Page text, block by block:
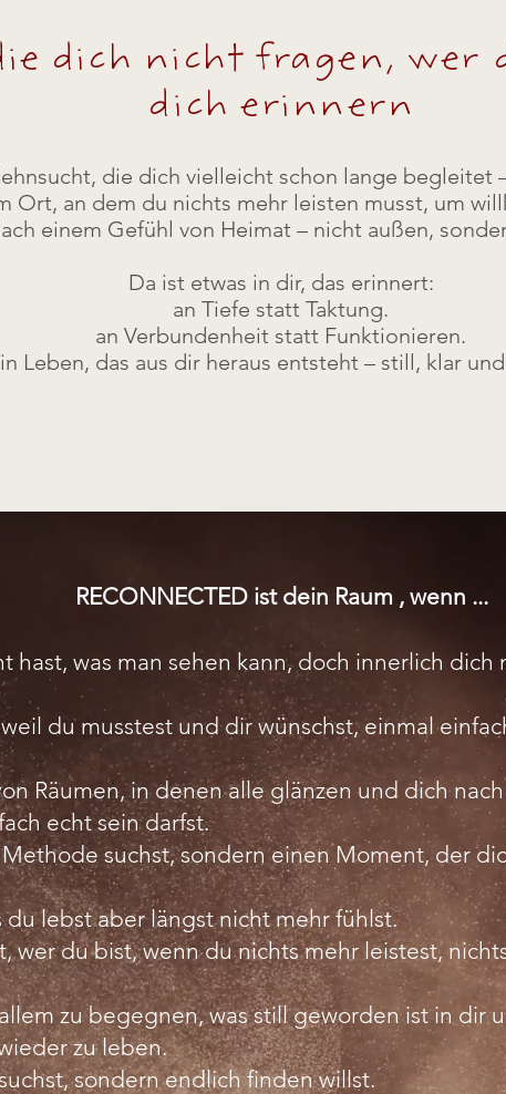
dich nicht fragen, wer
dich erinnern
die dich vielleicht schon lange begleitet
Ort, an dem du nichts mehr leisten musst, um
einem Gefühl von Heimat – nicht außen,
Da ist etwas in dir, das erinnert:
an Tiefe statt Taktung.
an Verbundenheit statt Funktionieren.
Leben, das aus dir heraus entsteht – still, klar
RECONNECTED ist dein Raum , wenn ...
hast, was man sehen kann, doch innerlich dich
du musstest und dir wünschst, einmal
Räumen, in denen alle glänzen und dich
echt sein darfst.
suchst, sondern einen Moment, der
du lebst aber längst nicht mehr fühlst.
wer du bist, wenn du nichts mehr leistest,
zu begegnen, was still geworden ist in dir
zu leben.
sondern endlich finden willst.